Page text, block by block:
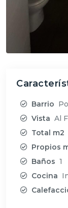
Barrio
Vista Al
Total m2
Propios
Baños 1
Cocina